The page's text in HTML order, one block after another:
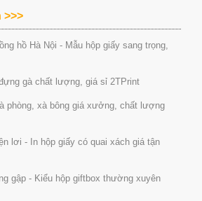
>>>
hồ Hà Nội - Mẫu hộp giấy sang trọng,
gà chất lượng, giá sỉ 2TPrint
phòng, xà bông giá xưởng, chất lượng
lơi - In hộp giấy có quai xách giá tận
gập - Kiểu hộp giftbox thường xuyên